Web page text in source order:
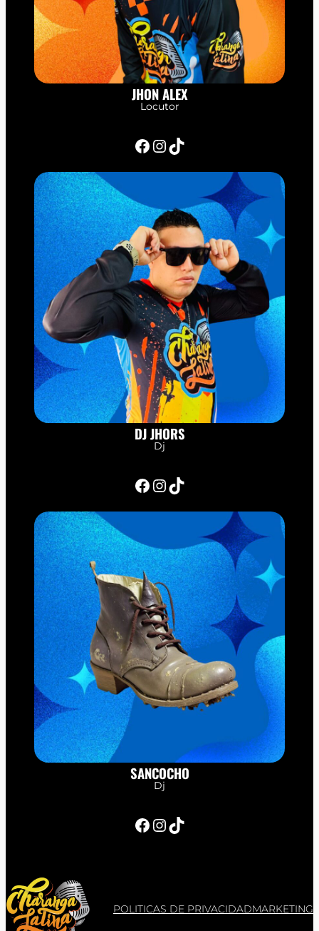
JHON ALEX
Locutor
Facebook InstagramTikTok
DJ JHORS
Dj
Facebook InstagramTikTok
SANCOCHO
Dj
Facebook InstagramTikTok
POLITICAS DE PRIVACIDADMARKETING